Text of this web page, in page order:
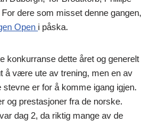
dere som misset denne gangen,
Open i påska.
konkurranse dette året og generelt
å være ute av trening, men en av
stevne er for å komme igang igjen.
og prestasjoner fra de norske.
dag 2, da riktig mange av de